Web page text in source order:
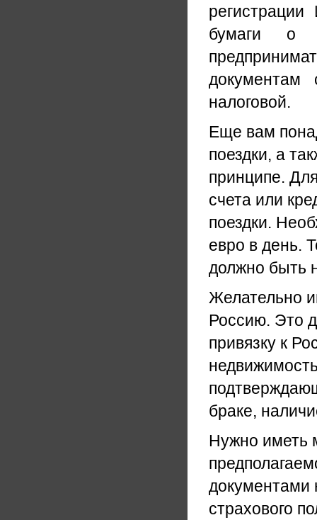
бумаги о
налоговой.
Еще вам
поездки, а
принципе.
счета или
поездки.
евро в день.
должно быть
Желательно
Россию. Это
привязку к
браке,
Нужно иметь
документами
страхового